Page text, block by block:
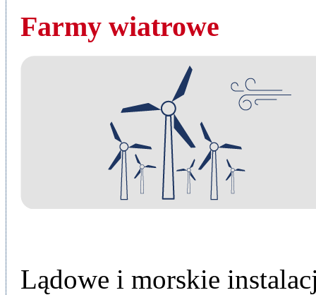
Farmy wiatrowe
Lądowe i morskie